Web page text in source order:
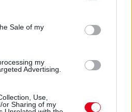
and its third-party tags to
purposes in below Google
Sale of my
my
Advertising.
Use,
or Sharing of my
a szervezeted fontos dologra